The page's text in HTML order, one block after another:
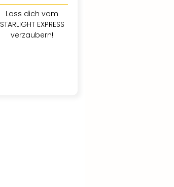
Lass dich vom
STARLIGHT EXPRESS
verzaubern!